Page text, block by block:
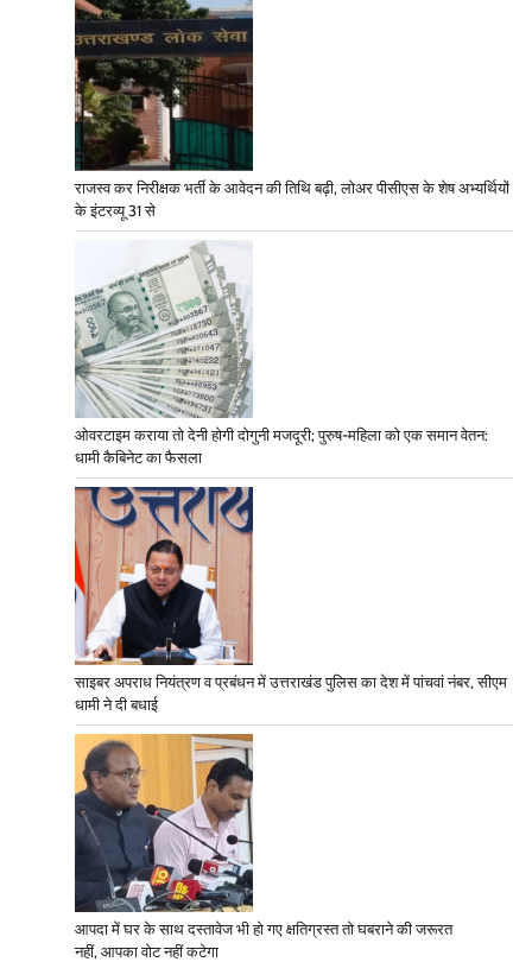
राजस्व कर निरीक्षक भर्ती के आवेदन की तिथि बढ़ी, लोअर पीसीएस के शेष अभ्यर्थियों
के इंटरव्यू 31 से
ओवरटाइम कराया तो देनी होगी दोगुनी मजदूरी; पुरुष-महिला को एक समान वेतन:
धामी कैबिनेट का फैसला
साइबर अपराध नियंत्रण व प्रबंधन में उत्तराखंड पुलिस का देश में पांचवां नंबर, सीएम
धामी ने दी बधाई
आपदा में घर के साथ दस्तावेज भी हो गए क्षतिग्रस्त तो घबराने की जरूरत
नहीं, आपका वोट नहीं कटेगा